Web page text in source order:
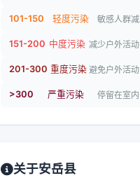
101-150 轻度污染 敏感人群
151-200 中度污染 减少户外活
201-300 重度污染 避免户外活
>300 严重污染 停留在室
关于安岳县